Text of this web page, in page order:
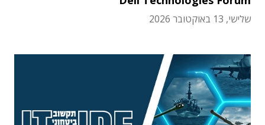
שלישי, 13 באוקטובר 2026